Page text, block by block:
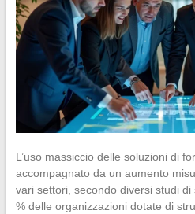
L’uso massiccio delle soluzioni di
accompagnato da un aumento
vari settori, secondo diversi studi
% delle organizzazioni dotate di